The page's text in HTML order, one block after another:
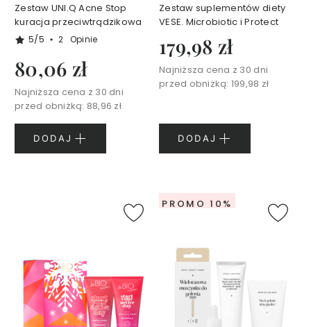
d
o
c
i
a
a
Z
t
e
t
y
Zestaw UNI.Q Acne Stop
kuracja przeciwtrądzikowa
5/5
2 Opinie
80,06 zł
Najniższa cena z 30 dni
przed obniżką: 88,96 zł
DODAJ
Zestaw suplementów diety
VESE. Microbiotic i Protect
179,98 zł
Najniższa cena z 30 dni
przed obniżką: 199,98 zł
DODAJ
PROMO 10%